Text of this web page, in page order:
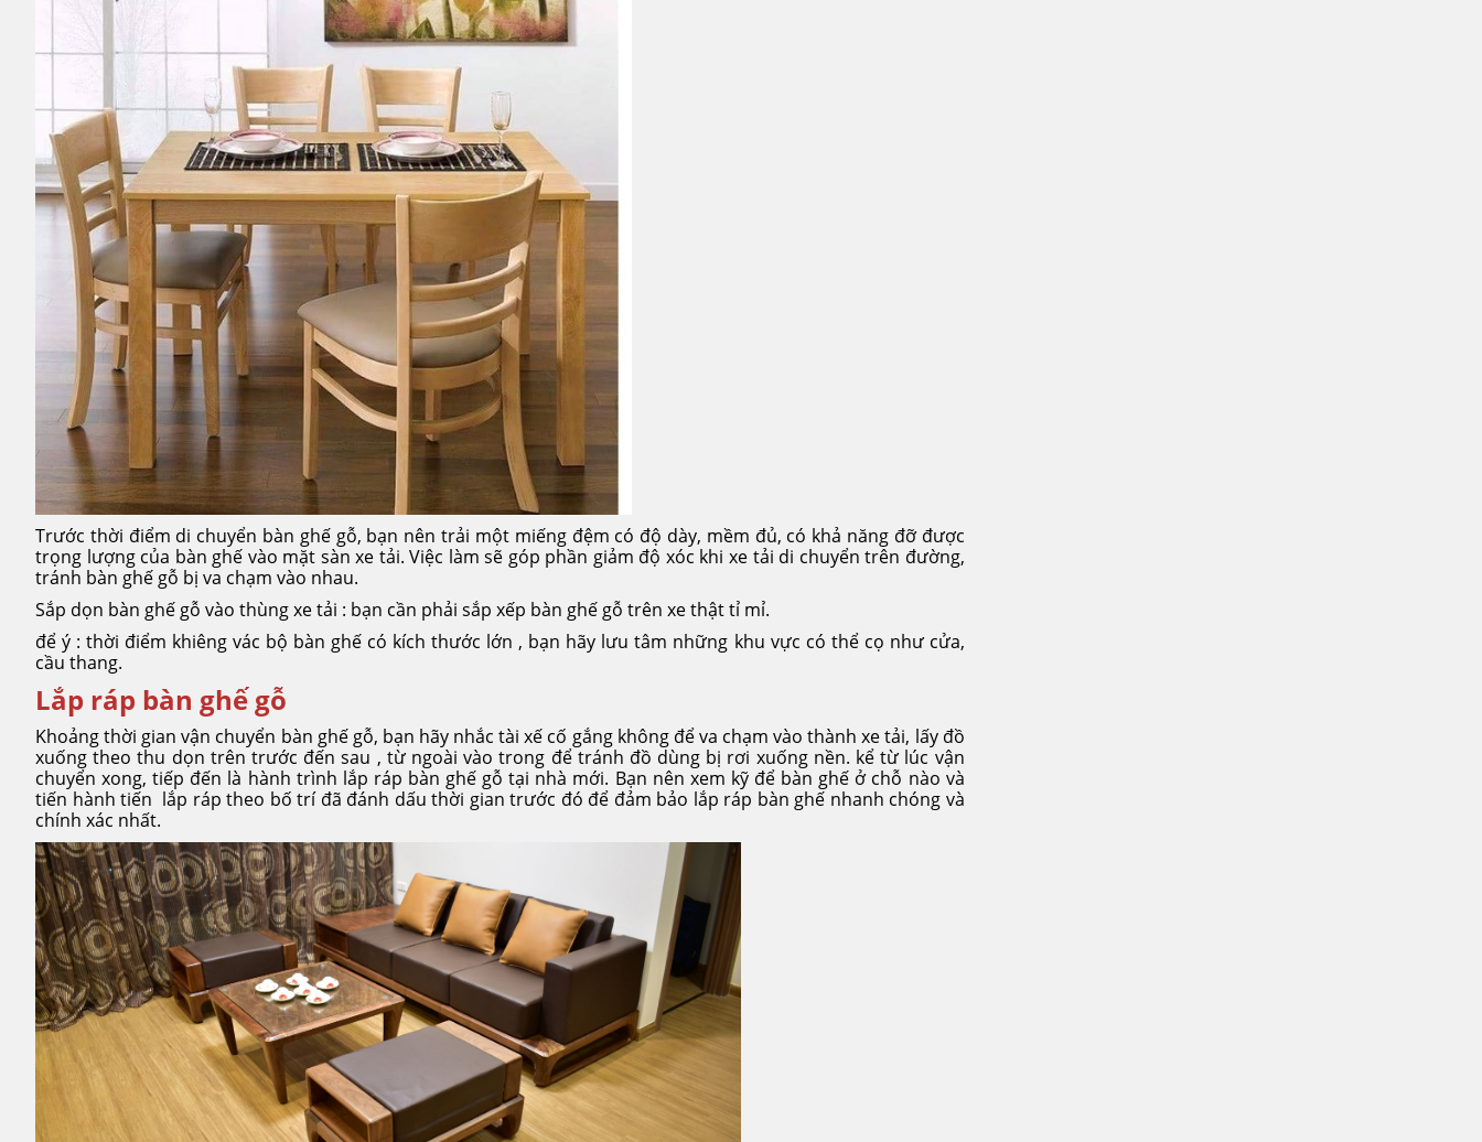
Trước thời điểm di chuyển bàn ghế gỗ, bạn nên trải một miếng đệm có độ dày, mềm đủ, có khả năng đỡ được
trọng lượng của bàn ghế vào mặt sàn xe tải. Việc làm sẽ góp phần giảm độ xóc khi xe tải di chuyển trên đường,
tránh bàn ghế gỗ bị va chạm vào nhau.
Sắp dọn bàn ghế gỗ vào thùng xe tải : bạn cần phải sắp xếp bàn ghế gỗ trên xe thật tỉ mỉ.
để ý : thời điểm khiêng vác bộ bàn ghế có kích thước lớn , bạn hãy lưu tâm những khu vực có thể cọ như cửa,
cầu thang.
Lắp ráp bàn ghế gỗ
Khoảng thời gian vận chuyển bàn ghế gỗ, bạn hãy nhắc tài xế cố gắng không để va chạm vào thành xe tải, lấy đồ
xuống theo thu dọn trên trước đến sau , từ ngoài vào trong để tránh đồ dùng bị rơi xuống nền. kể từ lúc vận
chuyển xong, tiếp đến là hành trình lắp ráp bàn ghế gỗ tại nhà mới. Bạn nên xem kỹ để bàn ghế ở chỗ nào và
tiến hành tiến lắp ráp theo bố trí đã đánh dấu thời gian trước đó để đảm bảo lắp ráp bàn ghế nhanh chóng và
chính xác nhất.